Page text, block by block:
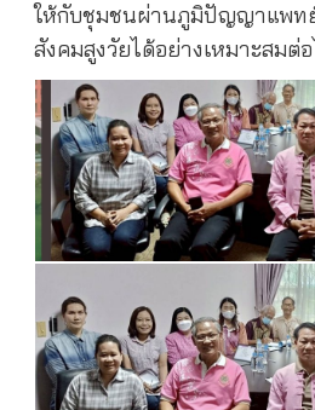
ให้กับชุมชนผ่านภูมิปัญญาแพท
สังคมสูงวัยได้อย่างเหมาะสมต่